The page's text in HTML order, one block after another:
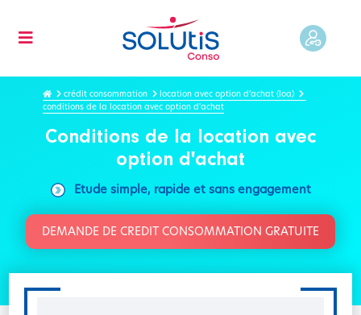
crédit consommation
location avec option d’achat (loa)
conditions de la location avec option d'achat
Conditions de la location avec
option d'achat
Etude simple, rapide et sans engagement
DEMANDE DE CREDIT CONSOMMATION GRATUITE